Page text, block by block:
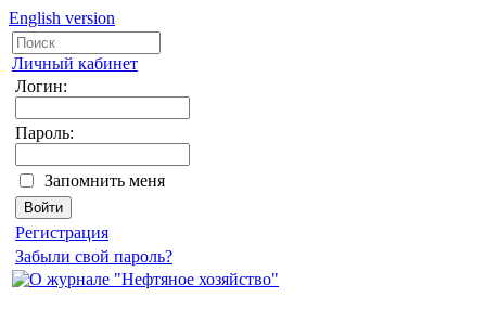
English version
Личный кабинет
Логин:
Пароль:
Запомнить меня
Регистрация
Забыли свой пароль?